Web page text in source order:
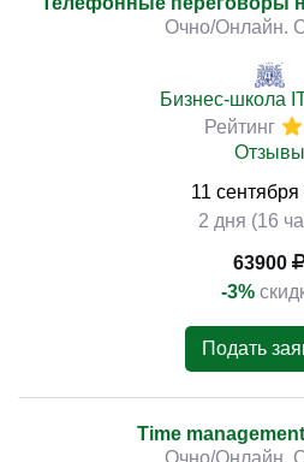
Очно/Онлайн.
Бизнес-школа
Рейтинг
Отзывы
11 сентября
2 дня (16
63900
-3%
Подать
Time
Очно/Онлайн.